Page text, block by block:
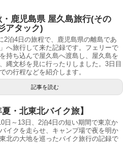
・鹿児島県 屋久島旅行(その
アタック)
2泊4日の旅程で、鹿児島県の離島であ
へ旅行して来た記録です。フェリーで
持ち込んで屋久島へ渡島し、屋久島を
縄文杉を見に行ったりしました。3日目
の行程などを紹介します。
記事を読む
夏・北東北バイク旅】
日～13日、2泊4日の短い期間で東京か
イクを走らせ、キャンプ場で夜を明か
北の大地を巡ったバイク旅行の記録で